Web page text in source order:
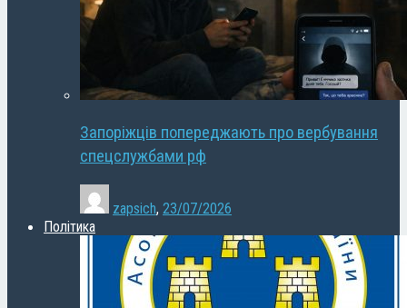
Запоріжців попереджають про вербування
спецслужбами рф
zapsich, 23/07/2026
Політика